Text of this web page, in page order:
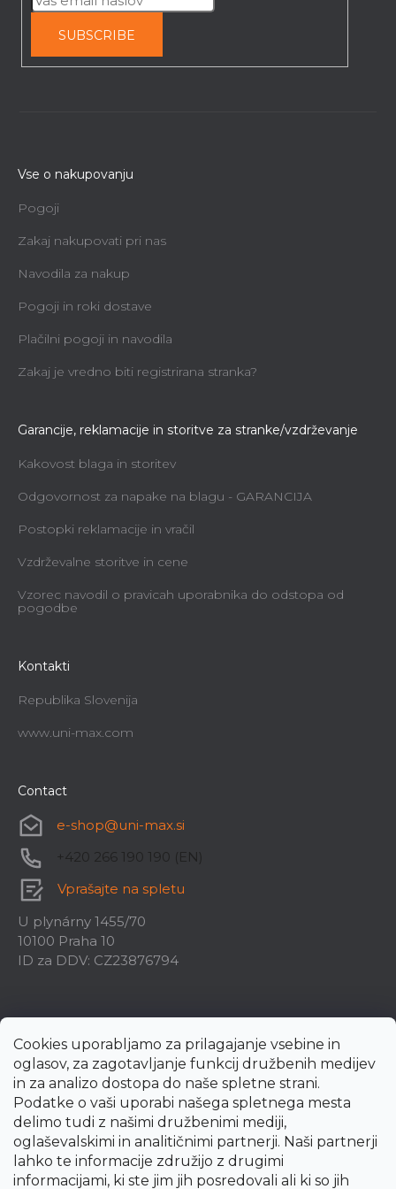
Cookies uporabljamo za prilagajanje vsebine in
oglasov, za zagotavljanje funkcij družbenih medijev
in za analizo dostopa do naše spletne strani.
Podatke o vaši uporabi našega spletnega mesta
delimo tudi z našimi družbenimi mediji,
oglaševalskimi in analitičnimi partnerji. Naši partnerji
lahko te informacije združijo z drugimi
informacijami, ki ste jim jih posredovali ali ki so jih
SUBSCRIBE
Vse o nakupovanju
Pogoji
Zakaj nakupovati pri nas
Navodila za nakup
Pogoji in roki dostave
Plačilni pogoji in navodila
Zakaj je vredno biti registrirana stranka?
Garancije, reklamacije in storitve za stranke/vzdrževanje
Kakovost blaga in storitev
Odgovornost za napake na blagu - GARANCIJA
Postopki reklamacije in vračil
Vzdrževalne storitve in cene
Vzorec navodil o pravicah uporabnika do odstopa od
pogodbe
Kontakti
Republika Slovenija
www.uni-max.com
Contact
e-shop@uni-max.si
+420 266 190 190 (EN)
Vprašajte na spletu
U plynárny 1455/70
10100 Praha 10
ID za DDV: CZ23876794